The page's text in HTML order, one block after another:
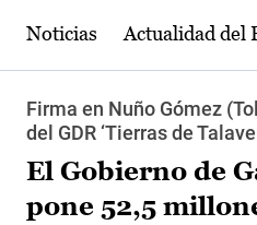
Noticias Actualidad del
Firma en Nuño Gómez
del GDR ‘Tierras de
El Gobierno de
pone 52,5